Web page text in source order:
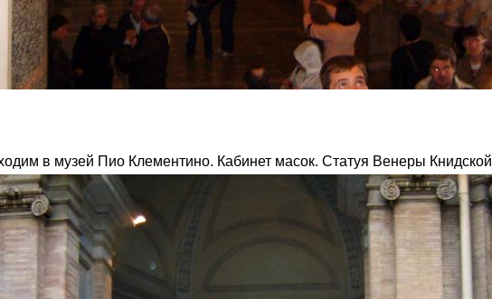
в музей Пио Клементино. Кабинет масок. Статуя Венеры Книдской